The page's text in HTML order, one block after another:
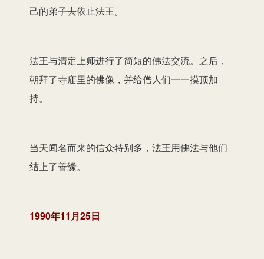
己的弟子去依止法王。
法王与清定上师进行了简短的佛法交流。之后，
朝拜了寺庙里的佛像，并给僧人们一一摸顶加
持。
当天闻名而来的信众特别多，法王用佛法与他们
结上了善缘。
1990年11月25日